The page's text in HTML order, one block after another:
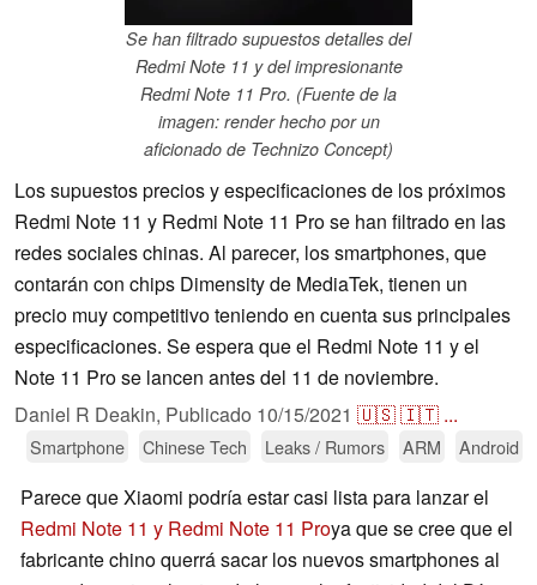
Se han filtrado supuestos detalles del
Redmi Note 11 y del impresionante
Redmi Note 11 Pro. (Fuente de la
imagen: render hecho por un
aficionado de Technizo Concept)
Los supuestos precios y especificaciones de los próximos
Redmi Note 11 y Redmi Note 11 Pro se han filtrado en las
redes sociales chinas. Al parecer, los smartphones, que
contarán con chips Dimensity de MediaTek, tienen un
precio muy competitivo teniendo en cuenta sus principales
especificaciones. Se espera que el Redmi Note 11 y el
Note 11 Pro se lancen antes del 11 de noviembre.
Daniel R Deakin, Publicado 10/15/2021 🇺🇸🇮🇹 ...
Smartphone Chinese Tech Leaks / Rumors ARM Android
Parece que Xiaomi podría estar casi lista para lanzar el
Redmi Note 11 y Redmi Note 11 Proya que se cree que el
fabricante chino querrá sacar los nuevos smartphones al